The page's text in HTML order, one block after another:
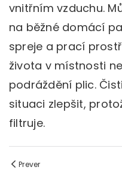
vnitřním vzduchu.
na běžné domácí
spreje a prací
života v místnosti
podráždění plic.
situaci zlepšit,
filtruje.
Prever